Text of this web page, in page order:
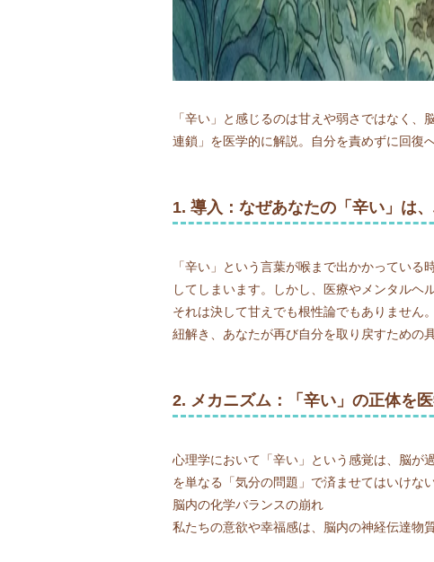
「辛い」と感じるのは甘えや弱さではなく
連鎖」を医学的に解説。自分を責めずに回復
1. 導入：なぜあなたの「辛い」は
「辛い」という言葉が喉まで出かかってい
してしまいます。しかし、医療やメンタルヘ
それは決して甘えでも根性論でもありません
紐解き、あなたが再び自分を取り戻すための
2. メカニズム：「辛い」の正体を
心理学において「辛い」という感覚は、脳が
を単なる「気分の問題」で済ませてはいけな
脳内の化学バランスの崩れ
私たちの意欲や幸福感は、脳内の神経伝達物